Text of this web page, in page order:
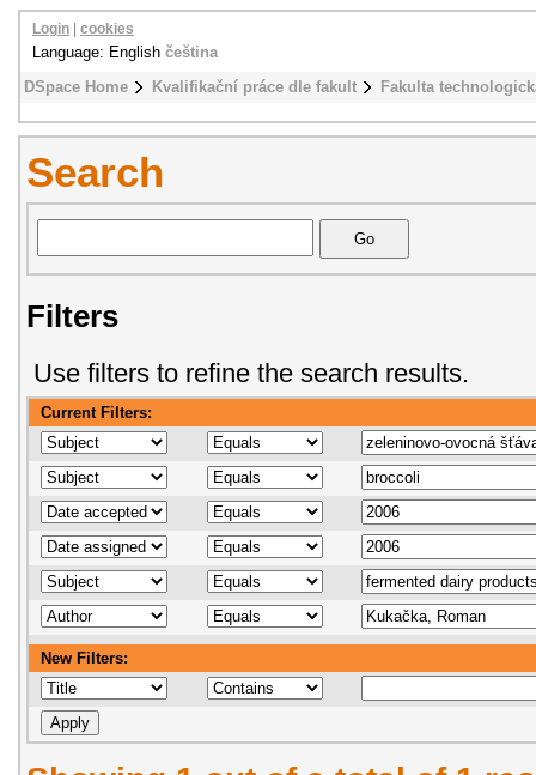
DSpace Home Kvalifikační práce dle fakult Fakulta
Login cookies
Language: English čeština
Search
Filters
Use filters to refine the search results.
Current Filters:
New Filters: